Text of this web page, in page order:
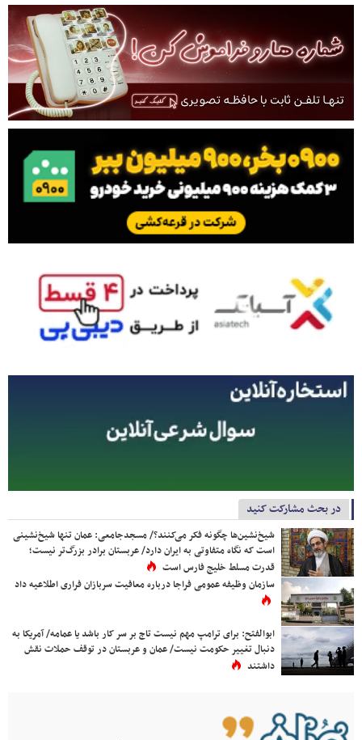
در بحث مشارکت کنید
شیخ‌نشین‌ها چگونه فکر می‌کنند؟/ مسجدجامعی: عمان تنها شیخ‌نشینی
است که نگاه متفاوتی به ایران دارد/ عربستان برادر بزرگ‌تر نیست؛
قدرت مسلط خلیج فارس است
سازمان وظیفه عمومی فراجا درباره معافیت سربازان فراری اطلاعیه داد
ابوالفتح: برای ترامپ مهم نیست تاج بر سر کار باشد یا عمامه/ آمریکا به
دنبال تغییر حکومت نیست/ عمان و عربستان در توقف حملات نقش
داشتند